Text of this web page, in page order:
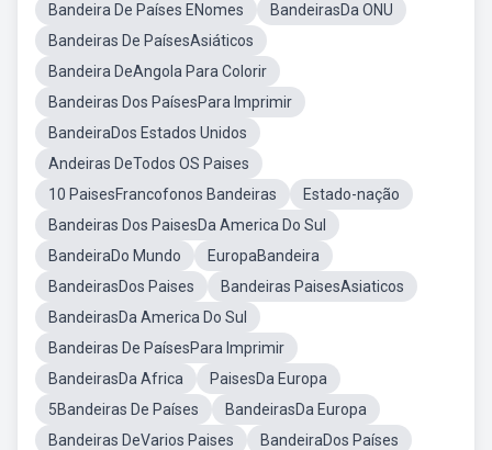
Bandeira De Países ENomes
BandeirasDa ONU
Bandeiras De PaísesAsiáticos
Bandeira DeAngola Para Colorir
Bandeiras Dos PaísesPara Imprimir
BandeiraDos Estados Unidos
Andeiras DeTodos OS Paises
10 PaisesFrancofonos Bandeiras
Estado-nação
Bandeiras Dos PaisesDa America Do Sul
BandeiraDo Mundo
EuropaBandeira
BandeirasDos Paises
Bandeiras PaisesAsiaticos
BandeirasDa America Do Sul
Bandeiras De PaísesPara Imprimir
BandeirasDa Africa
PaisesDa Europa
5Bandeiras De Países
BandeirasDa Europa
Bandeiras DeVarios Paises
BandeiraDos Países